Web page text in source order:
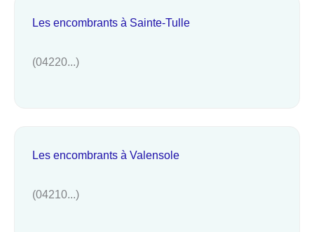
Les encombrants à Sainte-Tulle
(04220...)
Les encombrants à Valensole
(04210...)